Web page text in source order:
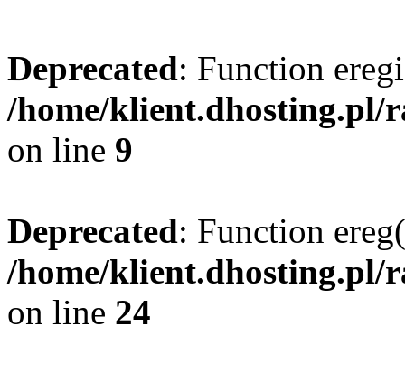
Deprecated: Function
/home/klient.dhosting.pl/
on line 9
Deprecated: Function
/home/klient.dhosting.pl/
on line 24